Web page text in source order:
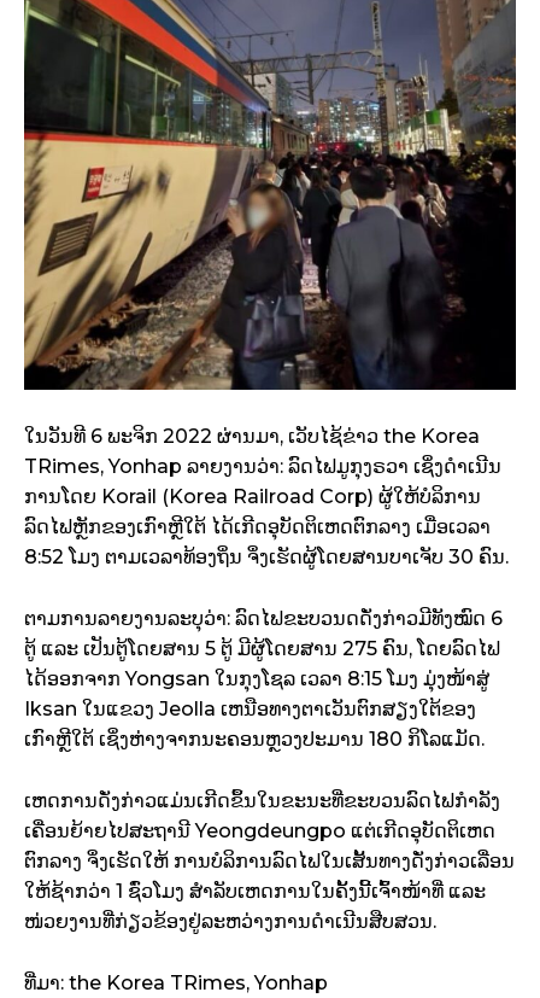
ໃນວັນທີ 6 ພະຈິກ 2022 ຜ່ານມາ, ເວັບໄຊ້ຂ່າວ the Korea
TRimes, Yonhap ລາຍງານວ່າ: ລົດໄຟມູກຸງຣວາ ເຊິ່ງດຳເນີນ
ການໂດຍ Korail (Korea Railroad Corp) ຜູ້ໃຫ້ບໍລິການ
ລົດໄຟຫຼັກຂອງເກົາຫຼີໃຕ້ ໄດ້ເກີດອຸບັດຕິເຫດຕົກລາງ ເມື່ອເວລາ
8:52 ໂມງ ຕາມເວລາທ້ອງຖິ່ນ ຈຶ່ງເຮັດຜູ້ໂດຍສານບາເຈັບ 30 ຄົນ.
ຕາມ​ການລາຍງານລະບຸວ່າ: ລົດໄຟຂະບວນດດັ່ງກ່າວມີທັງໝົດ 6
ຕູ້ ແລະ ເປັນຕູ້ໂດຍສານ 5 ຕູ້ ມີຜູ້ໂດຍສານ 275 ຄົນ, ໂດຍລົດໄຟ
ໄດ້ອອກຈາກ Yongsan ໃນກຸງໂຊລ ເວລາ 8:15 ໂມງ ມຸ່ງໜ້າສູ່
Iksan ໃນ​ແຂວງ Jeolla ເຫນືອ​ທາງຕາເວັນຕົກສຽງໃຕ້ຂອງ
ເກົາຫຼີໃຕ້ ເຊິ່ງຫ່າງຈາກນະຄອນຫຼວງປະມານ 180 ກິໂລແມັດ.
ເຫດການດັ່ງກ່າວແມ່ນເກີດຂຶ້ນໃນຂະນະທີ່ຂະບວນລົດໄຟກຳລັງ
ເຄື່ອນຍ້າຍໄປສະຖານີ Yeongdeungpo ແຕ່ເກີດອຸບັດຕິເຫດ
ຕົກລາງ ຈຶ່ງເຮັດໃຫ້ ການບໍລິການລົດໄຟໃນເສັ້ນທາງດັ່ງກ່າວເລື່ອນ
ໃຫ້ຊ້າກວ່າ 1 ຊົ່ວໂມງ ສຳລັບເຫດການໃນຄັ້ງນີ້ເຈົ້າໜ້າທີ່ ແລະ
ໜ່ວຍງານທີ່ກ່ຽວຂ້ອງຢູ່ລະຫວ່າງການດຳເນີນສືບສວນ.
ທີ່ມາ: the Korea TRimes, Yonhap